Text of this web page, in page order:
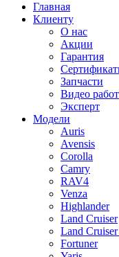
Главная
Клиенту
О нас
Акции
Гарантия
Запчасти
Видео работ
Эксперт
Модели
Auris
Avensis
Corolla
Camry
RAV4
Venza
Highlander
Land Cruiser
Land
Fortuner